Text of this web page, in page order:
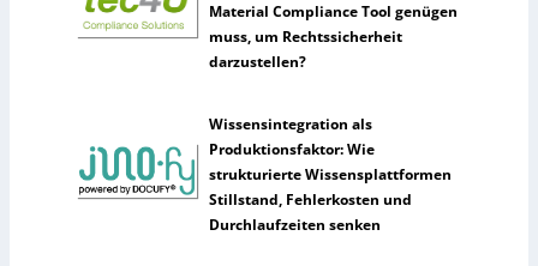
Material Compliance Tool genügen
muss, um Rechtssicherheit
darzustellen?
Wissensintegration als
Produktionsfaktor: Wie
strukturierte Wissensplattformen
Stillstand, Fehlerkosten und
Durchlaufzeiten senken